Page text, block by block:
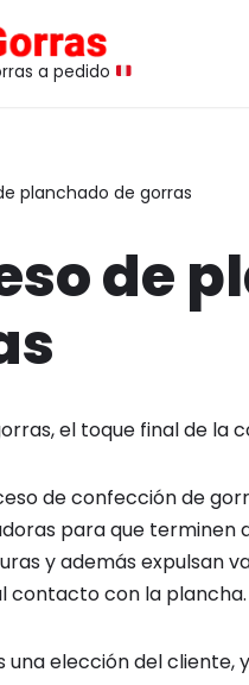
a pedido
planchado de gorras
de
el toque final de la
de confección de
para que terminen
y además expulsan
contacto con la plancha.
una elección del